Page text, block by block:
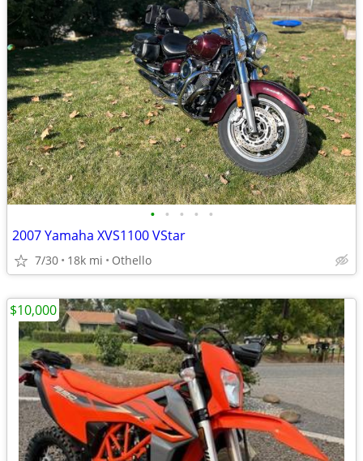
• • • • •
2007 Yamaha XVS1100 VStar
7/30 18k mi Othello
$10,000